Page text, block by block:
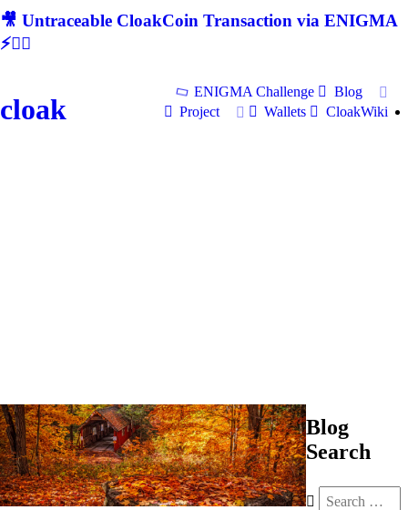
🎥 Untraceable CloakCoin Transaction via ENIGMA
⚡🕵‍♂
cloak
ENIGMA Challenge
Blog
Project
Wallets CloakWiki
Blog
Search